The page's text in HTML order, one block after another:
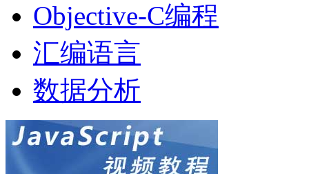
Objective-C编程
汇编语言
数据分析